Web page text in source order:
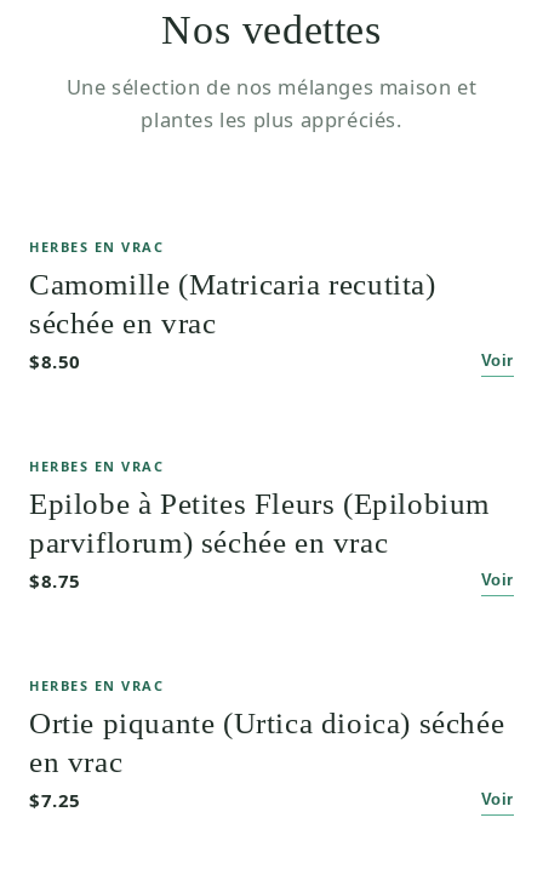
Nos vedettes
Une sélection de nos mélanges maison et
plantes les plus appréciés.
HERBES EN VRAC
Camomille (Matricaria recutita)
séchée en vrac
$8.50 Voir
HERBES EN VRAC
Epilobe à Petites Fleurs (Epilobium
parviflorum) séchée en vrac
$8.75 Voir
HERBES EN VRAC
Ortie piquante (Urtica dioica) séchée
en vrac
$7.25 Voir